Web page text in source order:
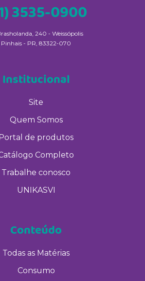
3535-0900
240 - Weissópolis
Pinhais - PR, 83322-070
Institucional
Site
Quem Somos
de produtos
Completo
Trabalhe conosco
UNIKASVI
Conteúdo
Todas as Matérias
Consumo